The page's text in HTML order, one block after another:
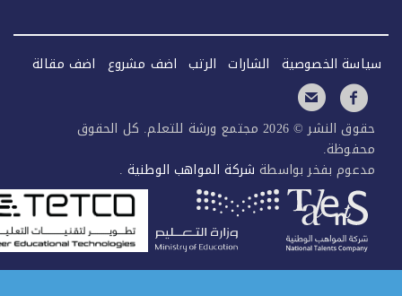
الخصوصية الشارات الرتب اضف مشروع اضف مقالة
حقوق النشر © 2026 مجتمع ورشة للتعلم. كل الحقوق
بفخر بواسطةشركة المواهب الوطنية.